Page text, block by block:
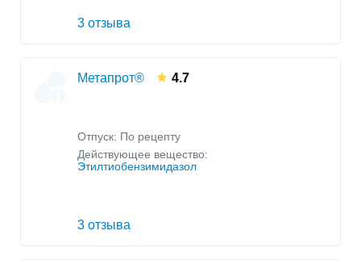
3 отзыва
Метапрот® 4.7
Отпуск: По рецепту
Действующее вещество:
Этилтиобензимидазол
3 отзыва